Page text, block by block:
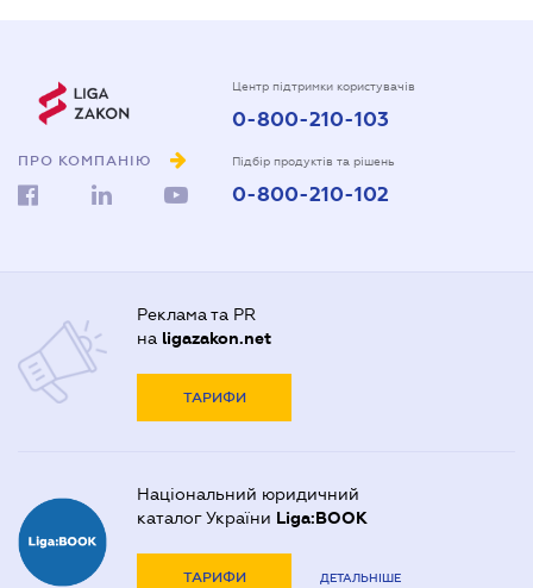
ПРО КОМПАНІЮ
Центр підтримки користувачів
0-800-210-103
Підбір продуктів та рішень
0-800-210-102
Реклама та PR
на ligazakon.net
ТАРИФИ
Національний юридичний
каталог України Liga:BOOK
ТАРИФИ ДЕТАЛЬНІШЕ